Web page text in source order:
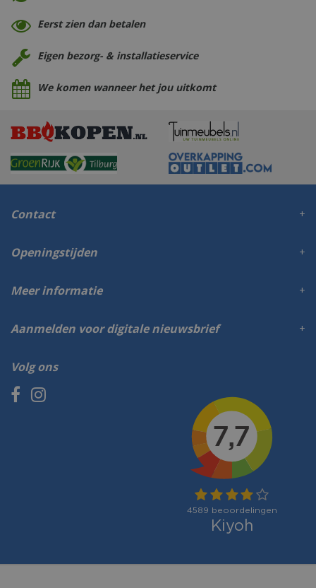
Eerst zien dan betalen
Eigen bezorg- & installatieservice
We komen wanneer het jou uitkomt
Contact
Volg ons
Openingstijden
Meer informatie
Aanmelden voor digitale nieuwsbrief